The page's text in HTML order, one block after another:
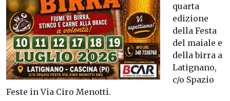
quarta
edizione
della Festa
del maiale e
della birra a
Latignano,
c/o Spazio
Feste in Via Ciro Menotti.